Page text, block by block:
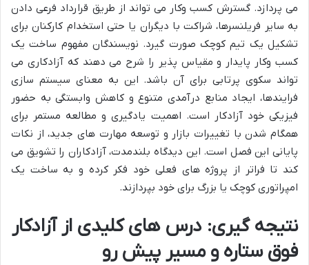
می پردازد. گسترش کسب وکار می تواند از طریق قرارداد فرعی دادن
به سایر فریلنسرها، شراکت با دیگران یا حتی استخدام کارکنان برای
تشکیل یک تیم کوچک صورت گیرد. نویسندگان مفهوم ساخت یک
کسب وکار پایدار و مقیاس پذیر را شرح می دهند که آزادکاری می
تواند سکوی پرتابی برای آن باشد. این به معنای سیستم سازی
فرایندها، ایجاد منابع درآمدی متنوع و کاهش وابستگی به حضور
فیزیکی خود آزادکار است. اهمیت یادگیری و مطالعه مستمر برای
همگام شدن با تغییرات بازار و توسعه مهارت های جدید، از نکات
پایانی این فصل است. این دیدگاه بلندمدت، آزادکاران را تشویق می
کند تا فراتر از پروژه های فعلی خود فکر کرده و به ساخت یک
امپراتوری کوچک یا بزرگ برای خود بپردازند.
نتیجه گیری: درس های کلیدی از آزادکار
فوق ستاره و مسیر پیش رو